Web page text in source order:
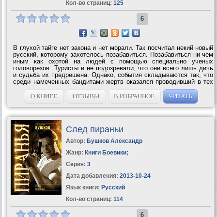
Кол-во страниц: 125
6
В глухой тайге нет закона и нет морали. Так посчитал некий новый
русский, которому захотелось позабавиться. Позабавиться ни чем
иным как охотой на людей с помощью специально ученых
головорезов. Туристы и не подозревали, что они всего лишь дичь
и судьба их предрешена. Однако, события складываются так, что
среди намеченных бандитами жертв оказался проводивший в тех
местах отпуск капитан первого ранга из военно-морского
спецназа...
О КНИГЕ ОТЗЫВЫ В ИЗБРАННОЕ ЧИТАТЬ
След пираньи
Автор: Бушков Александр
Жанр: Книги Боевики;
Серия: 3
Дата добавления: 2013-10-24
Язык книги: Русский
Кол-во страниц: 114
6